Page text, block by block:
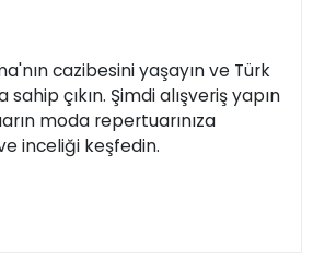
cazibesini yaşayın ve Türk
sahip çıkın. Şimdi alışveriş yapın
moda repertuarınıza
inceliği keşfedin.